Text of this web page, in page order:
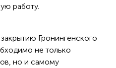
работу.
закрытию Гронингенского
не только
но и самому